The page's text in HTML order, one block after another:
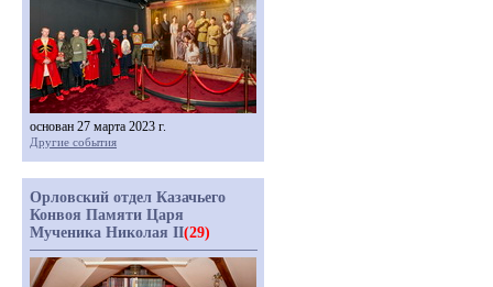
основан 27 марта 2023 г.
Другие события
Орловский отдел Казачьего
Конвоя Памяти Царя
Мученика Николая II(29)